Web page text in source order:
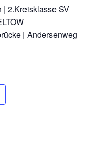
| 2.Kreisklasse SV
| Andersenweg